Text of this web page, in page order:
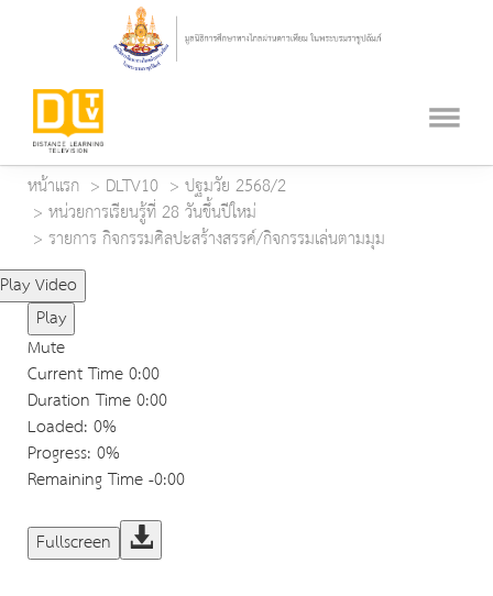
หน้าแรก DLTV10
ปฐมวัย 2568/2
หน่วยการเรียนรู้ที่ 28 วันขึ้นปีใหม่
รายการ กิจกรรมศิลปะสร้างสรรค์/กิจกรรมเล่นตามมุม
Play Video
Play
Mute
Current Time0:00
Duration Time0:00
Loaded: 0%
Progress: 0%
Remaining Time-0:00
Fullscreen